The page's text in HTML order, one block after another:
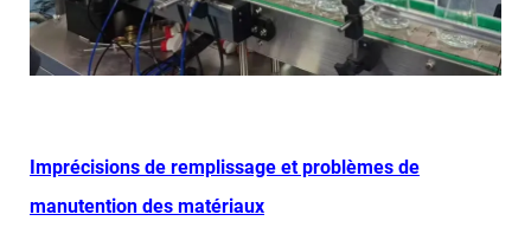
Imprécisions de remplissage et problèmes de
manutention des matériaux